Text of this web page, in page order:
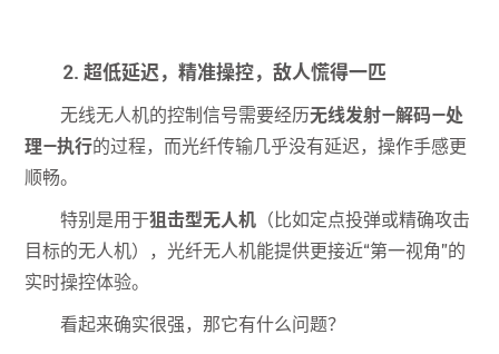
2. 超低延迟，精准操控，敌人慌得一匹
无线无人机的控制信号需要经历无线发射—解码—处
理—执行的过程，而光纤传输几乎没有延迟，操作手感更
顺畅。
特别是用于狙击型无人机 （比如定点投弹或精确攻击
目标的无人机），光纤无人机能提供更接近“第一视角”的
实时操控体验。
看起来确实很强，那它有什么问题？